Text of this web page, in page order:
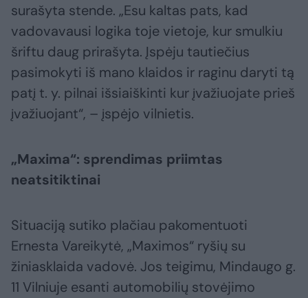
surašyta stende. „Esu kaltas pats, kad
vadovavausi logika toje vietoje, kur smulkiu
šriftu daug prirašyta. Įspėju tautiečius
pasimokyti iš mano klaidos ir raginu daryti tą
patį t. y. pilnai išsiaiškinti kur įvažiuojate prieš
įvažiuojant“, – įspėjo vilnietis.
„Maxima“: sprendimas priimtas
neatsitiktinai
Situaciją sutiko plačiau pakomentuoti
Ernesta Vareikytė, „Maximos“ ryšių su
žiniasklaida vadovė. Jos teigimu, Mindaugo g.
11 Vilniuje esanti automobilių stovėjimo